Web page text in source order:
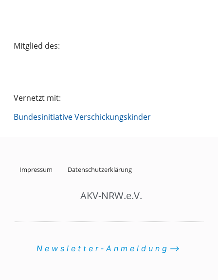
Mitglied des:
Vernetzt mit:
Bundesinitiative Verschickungskinder
Impressum Datenschutzerklärung
AKV-NRW.e.V.
Newsletter-Anmeldung⟶